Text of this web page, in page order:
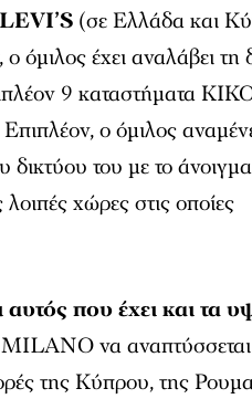
(σε Ελλάδα και
όμιλος έχει αναλάβει
9 καταστήματα
ο όμιλος
δικτύου του με το
χώρες στις οποίες
που έχει και τα
να αναπτύσσεται
της Κύπρου, της